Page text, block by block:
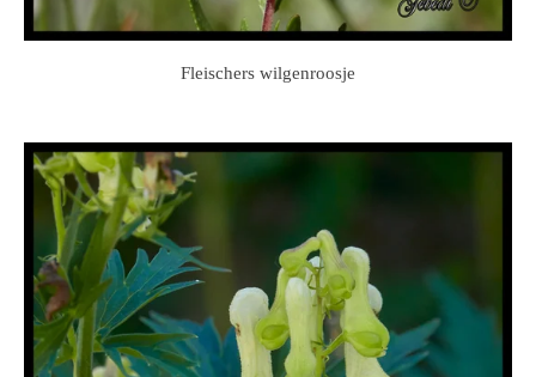
Fleischers wilgenroosje